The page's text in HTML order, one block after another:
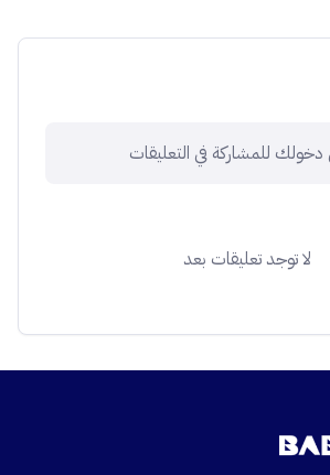
للمشاركة في التعليقات
لا توجد تعليقات بعد